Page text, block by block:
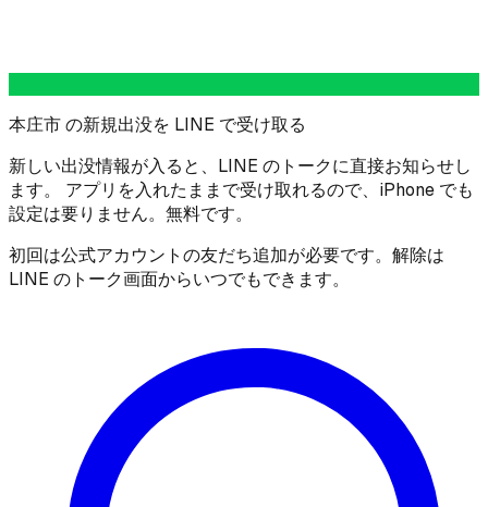
本庄市 の新規出没を LINE で受け取る
新しい出没情報が入ると、LINE のトークに直接お知らせし
ます。 アプリを入れたままで受け取れるので、iPhone でも
設定は要りません。無料です。
初回は公式アカウントの友だち追加が必要です。解除は
LINE のトーク画面からいつでもできます。